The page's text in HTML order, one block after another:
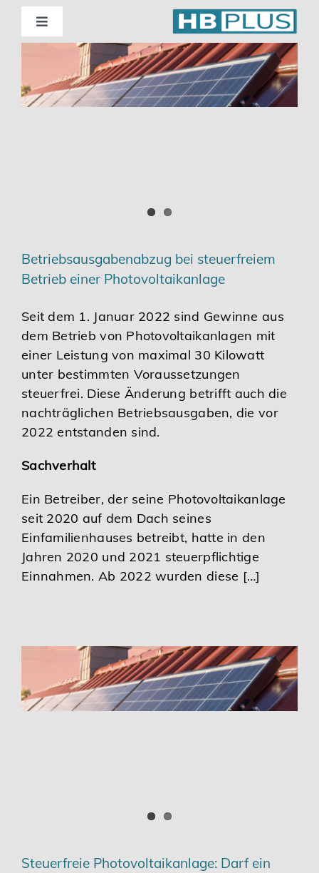
Skip
content
Toggle
Navigation
Standorte
Beratung
Karriere
Services
Betriebsausgabenabzug bei steuerfreiem
Betrieb einer Photovoltaikanlage
Seit dem 1. Januar 2022 sind Gewinne aus
dem Betrieb von Photovoltaikanlagen mit
einer Leistung von maximal 30 Kilowatt
unter bestimmten Voraussetzungen
steuerfrei. Diese Änderung betrifft auch die
nachträglichen Betriebsausgaben, die vor
2022 entstanden sind.
Sachverhalt
Ein Betreiber, der seine Photovoltaikanlage
seit 2020 auf dem Dach seines
Einfamilienhauses betreibt, hatte in den
Jahren 2020 und 2021 steuerpflichtige
Einnahmen. Ab 2022 wurden diese […]
Steuerfreie Photovoltaikanlage: Darf ein